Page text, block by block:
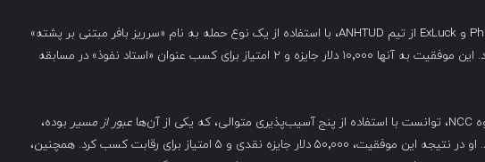
دو محقق امنیتی به نام‌های Pham Tuan Son و ExLuck از تیم ANHTUD، با استفاده از یک نوع حمله به نام «سرریز بافر مبتنی بر پشته»
موفق شدند به یک چاپگر Canon نفوذ کنند. این موفقیت به آنها ۱۰٬۰۰۰ دلار جایزه و ۲ امتیاز برای کسب عنوان «استاد نفوذ» در مسابقه
عبور از مسیر بوده،
به گوشی سامسونگ گلکسی S24 نفوذ کند. او در نتیجه این موفقیت، ۵۰٬۰۰۰ دلار جایزه نقدی و ۵ امتیاز برای رقابت کسب کرد. همچنین،